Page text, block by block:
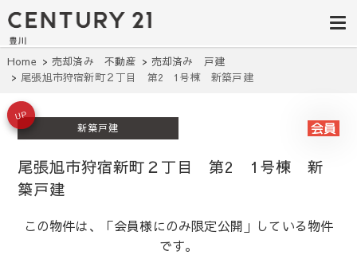
豊田市の中古
住宅・土地・
リノベ物件探
し｜センチュ
リー21豊川
建て・土地探しはセンチュリー21豊
川へ。豊田市内の最新物件情報を随
時更新中！駅近、建築条件無し、ペ
ット可、学区別など、お客様のこだ
わり条件に合わせて理想の物件を簡
Home 売却済み 不動産
売却済み 戸建
尾張旭市狩宿新町２丁目 第2 1号棟 新築戸建
新築戸建
尾張旭市狩宿新町２丁目 第2 1号棟 新
築戸建
UP
この物件は、「会員様にのみ限定公開」している物件
です。